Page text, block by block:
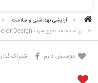
> آرایشی بهداشتی و سلامت >
>
رژ لب جامد بدون سرب Belor Design سری پارتی کد 84
دوستش دارم اشتراک